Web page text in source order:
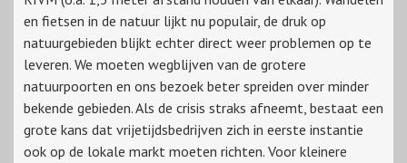
en fietsen in de natuur lijkt nu populair, de druk op
natuurgebieden blijkt echter direct weer problemen op te
leveren. We moeten wegblijven van de grotere
natuurpoorten en ons bezoek beter spreiden over minder
bekende gebieden. Als de crisis straks afneemt, bestaat een
grote kans dat vrijetijdsbedrijven zich in eerste instantie
ook op de lokale markt moeten richten. Voor kleinere